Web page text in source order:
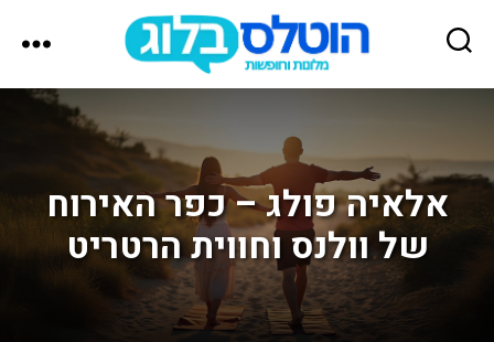
הוטלס
אלאיה פולג – כפר האירוח
של וולנס וחווית הרטריט